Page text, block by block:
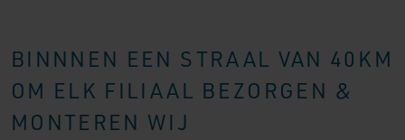
BINNNEN EEN STRAAL VAN 40KM
OM ELK FILIAAL BEZORGEN &
MONTEREN WIJ